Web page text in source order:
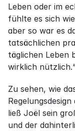
Leben oder im
fühlte es sich
aber so war es
tatsächlichen
täglichen Leben
wirklich
Zu sehen, wie
ließ Joël sein
und der